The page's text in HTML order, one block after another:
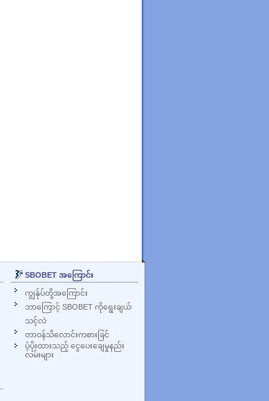
SBOBET အကြောင်း
ကျွန်ုပ်တို့အကြောင်း
ဘာကြောင့် SBOBET ကိုရွေးချယ်
သင့်လဲ
တာဝန်သိလောင်းကစားခြင်
ပံ့ပိုးထားသည့် ငွေပေးချေမှုနည်း
လမ်းများ